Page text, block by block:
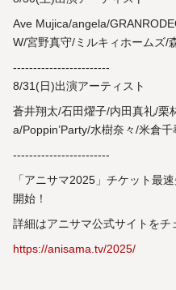
Ave Mujica/angela/
W/宮野真守/ミルキィホームズ
------------------------
8/31(日)出演アーティスト
蒼井翔太/石田燿子/内田真礼/栗
a/Poppin’Party/水樹奈々/米倉
------------------------
「アニサマ2025」チケット最
開始！
詳細はアニサマ公式サイトをチ
https://anisama.tv/2025/